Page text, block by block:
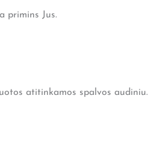
primins Jus.
atitinkamos spalvos audiniu.